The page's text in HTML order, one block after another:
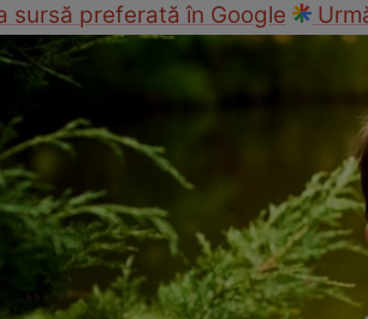
sursă preferată în Google